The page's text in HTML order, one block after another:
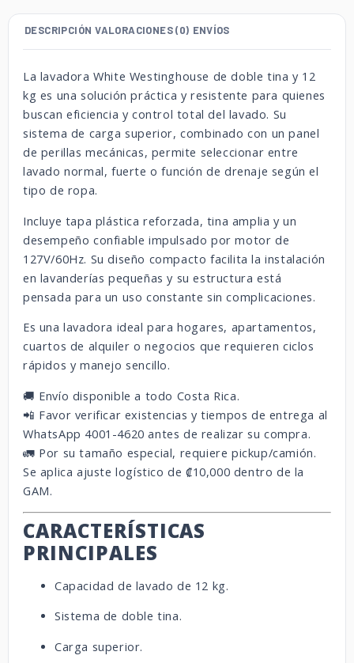
DESCRIPCIÓN VALORACIONES (0) ENVÍOS
La lavadora White Westinghouse de doble tina y 12
kg es una solución práctica y resistente para quienes
buscan eficiencia y control total del lavado. Su
sistema de carga superior, combinado con un panel
de perillas mecánicas, permite seleccionar entre
lavado normal, fuerte o función de drenaje según el
tipo de ropa.
Incluye tapa plástica reforzada, tina amplia y un
desempeño confiable impulsado por motor de
127V/60Hz. Su diseño compacto facilita la instalación
en lavanderías pequeñas y su estructura está
pensada para un uso constante sin complicaciones.
Es una lavadora ideal para hogares, apartamentos,
cuartos de alquiler o negocios que requieren ciclos
rápidos y manejo sencillo.
🚚 Envío disponible a todo Costa Rica.
📲 Favor verificar existencias y tiempos de entrega al
WhatsApp 4001-4620 antes de realizar su compra.
🚛 Por su tamaño especial, requiere pickup/camión.
Se aplica ajuste logístico de ₡10,000 dentro de la
GAM.
CARACTERÍSTICAS
PRINCIPALES
Capacidad de lavado de 12 kg.
Sistema de doble tina.
Carga superior.